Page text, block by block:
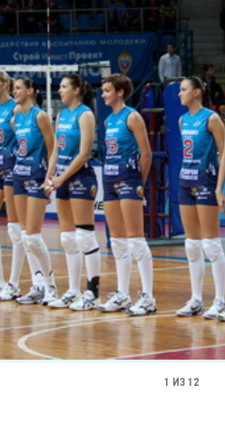
1 ИЗ 12